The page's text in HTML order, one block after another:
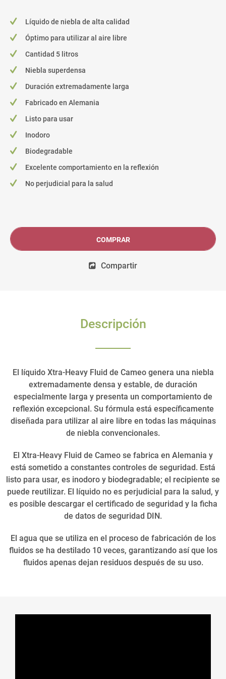
Líquido de niebla de alta calidad
Óptimo para utilizar al aire libre
Cantidad 5 litros
Niebla superdensa
Duración extremadamente larga
Fabricado en Alemania
Listo para usar
Inodoro
Biodegradable
Excelente comportamiento en la reflexión
No perjudicial para la salud
COMPRAR
Compartir
Descripción
El líquido Xtra-Heavy Fluid de Cameo genera una niebla
extremadamente densa y estable, de duración
especialmente larga y presenta un comportamiento de
reflexión excepcional. Su fórmula está específicamente
diseñada para utilizar al aire libre en todas las máquinas
de niebla convencionales.
El Xtra-Heavy Fluid de Cameo se fabrica en Alemania y
está sometido a constantes controles de seguridad. Está
listo para usar, es inodoro y biodegradable; el recipiente se
puede reutilizar. El líquido no es perjudicial para la salud, y
es posible descargar el certificado de seguridad y la ficha
de datos de seguridad DIN.
El agua que se utiliza en el proceso de fabricación de los
fluidos se ha destilado 10 veces, garantizando así que los
fluidos apenas dejan residuos después de su uso.